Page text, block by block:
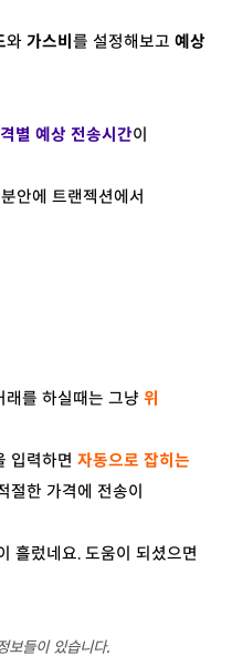
와 가스비 를 설정해보고 예상
별 예상 전송시간이
안에 트랜젝션에서
를 하실때는 그냥 위
입력하면 자동으로 잡히는
절한 가격에 전송이
흘렀네요. 도움이 되셨으면
보들이 있습니다.